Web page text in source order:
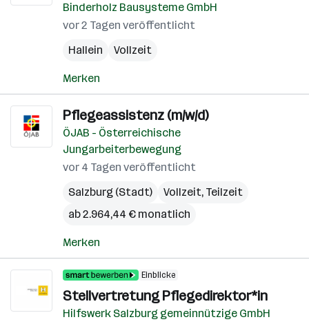
Binderholz Bausysteme GmbH
vor 2 Tagen veröffentlicht
Hallein
Vollzeit
Merken
Pflegeassistenz (m/w/d)
ÖJAB - Österreichische
Jungarbeiterbewegung
vor 4 Tagen veröffentlicht
Salzburg (Stadt)
Vollzeit, Teilzeit
ab 2.964,44 € monatlich
Merken
Einblicke
Stellvertretung Pflegedirektor*in
Hilfswerk Salzburg gemeinnützige GmbH